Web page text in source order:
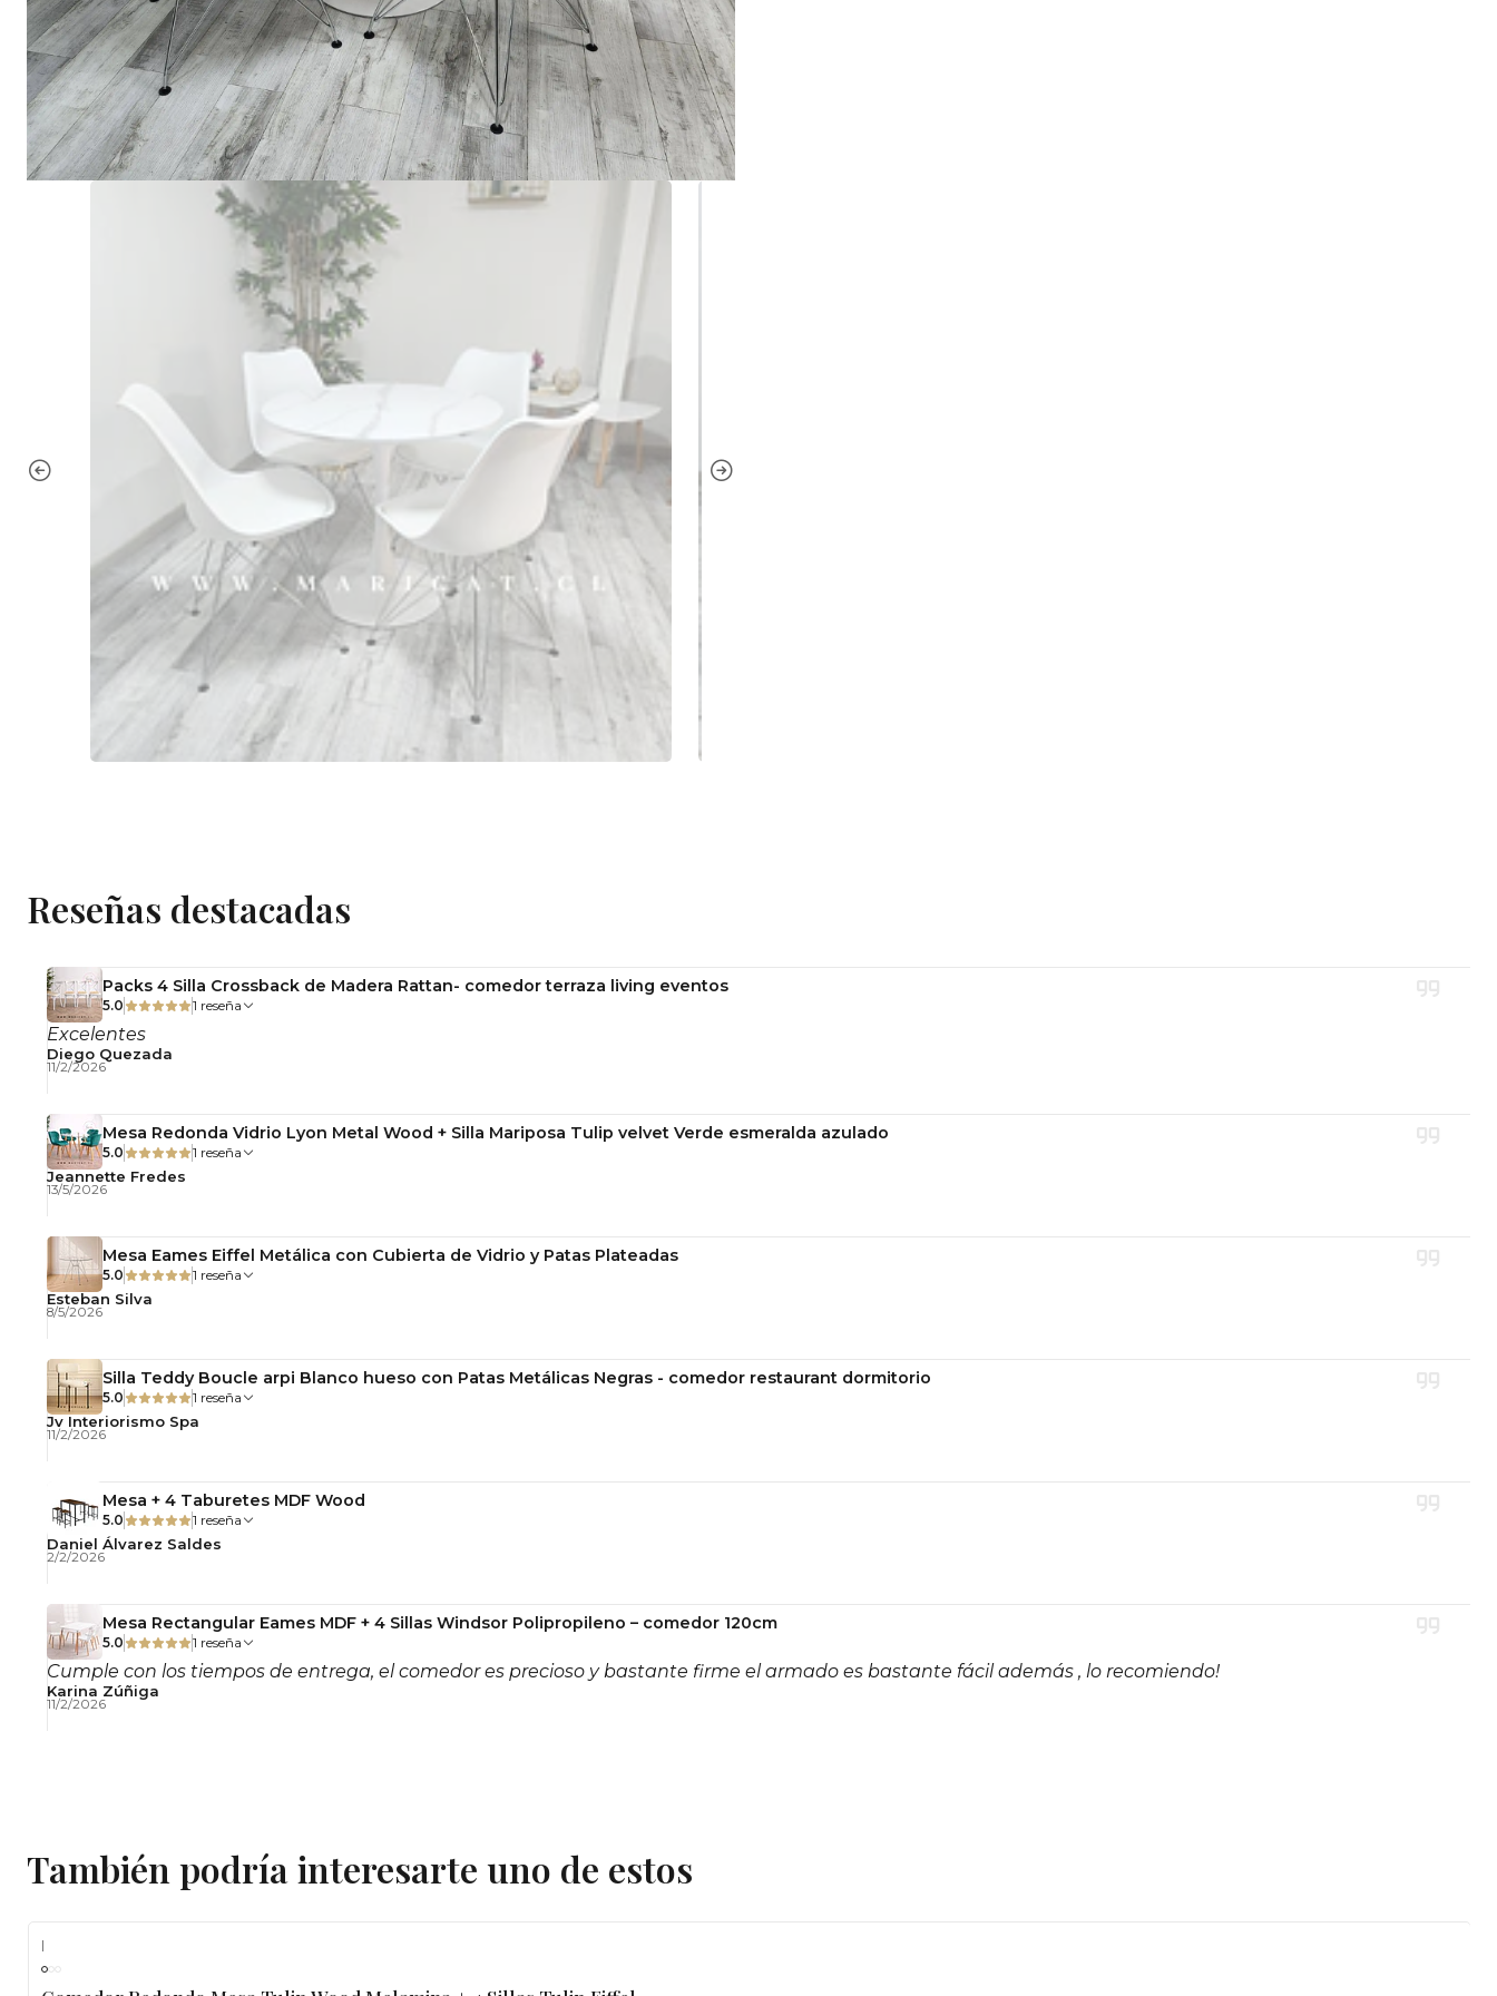
Reseñas destacadas
Packs 4 Silla Crossback de Madera Rattan- comedor terraza living eventos
5.0 1 reseña
Excelentes
Diego Quezada
11/2/2026
Mesa Redonda Vidrio Lyon Metal Wood + Silla Mariposa Tulip velvet Verde esmeralda azulado
5.0 1 reseña
Jeannette Fredes
13/5/2026
Mesa Eames Eiffel Metálica con Cubierta de Vidrio y Patas Plateadas
5.0 1 reseña
Esteban Silva
8/5/2026
Silla Teddy Boucle arpi Blanco hueso con Patas Metálicas Negras - comedor restaurant dormitorio
5.0 1 reseña
Jv Interiorismo Spa
11/2/2026
Mesa + 4 Taburetes MDF Wood
5.0 1 reseña
Daniel Álvarez Saldes
2/2/2026
Mesa Rectangular Eames MDF + 4 Sillas Windsor Polipropileno – comedor 120cm
5.0 1 reseña
Cumple con los tiempos de entrega, el comedor es precioso y bastante firme el armado es bastante fácil además , lo recomiendo!
Karina Zúñiga
11/2/2026
También podría interesarte uno de estos
|